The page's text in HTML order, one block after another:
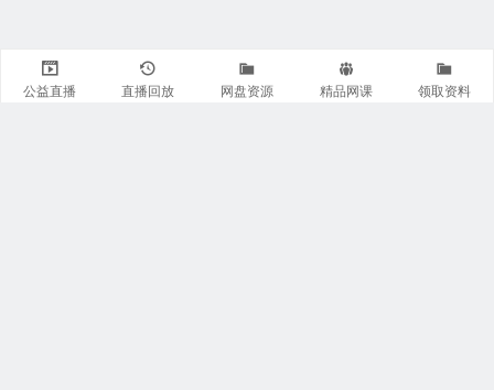
公益直播 直播回放 网盘资源 精品网课 领取资料